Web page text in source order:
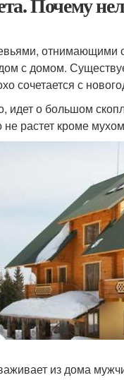
отнимающими
с домом.
сочетается с
идет о большом
растет кроме
из дома